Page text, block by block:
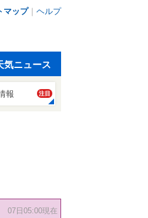
マップ｜ ヘルプ
気ニュース
報 注目
07日05:00現在